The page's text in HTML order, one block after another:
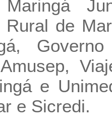
Rural de
e
e Sicredi.